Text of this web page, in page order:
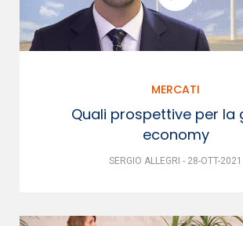
MERCATI
Quali prospettive per la
economy
SERGIO ALLEGRI - 28-OTT-2021